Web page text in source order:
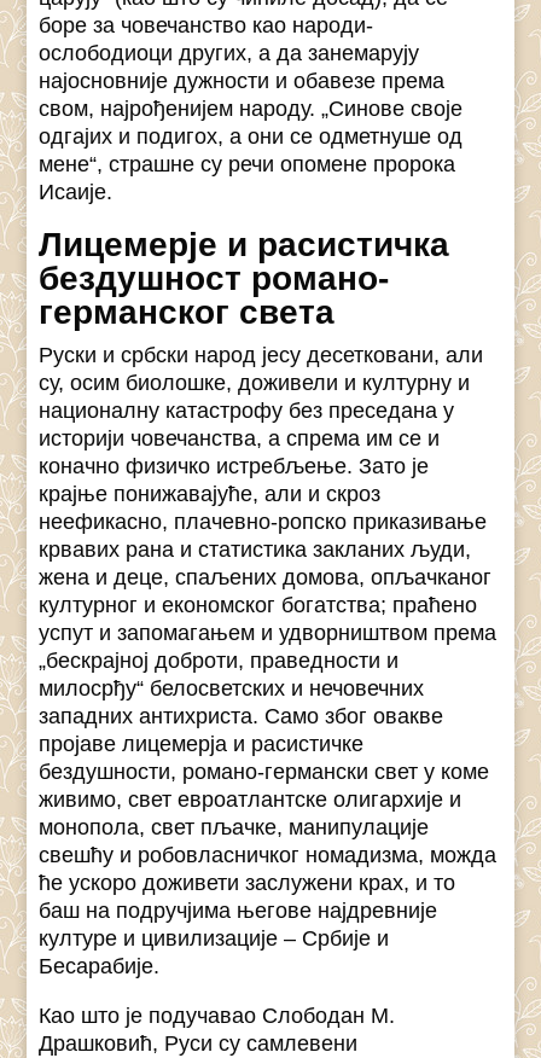
боре за човечанство као народи-
ослободиоци других, а да занемарују
најосновније дужности и обавезе према
свом, најрођенијем народу. „Синове своје
одгајих и подигох, а они се одметнуше од
мене“, страшне су речи опомене пророка
Исаије.
Лицемерје и расистичка
бездушност романо-
германског света
Руски и србски народ јесу десетковани, али
су, осим биолошке, доживели и културну и
националну катастрофу без преседана у
историји човечанства, а спрема им се и
коначно физичко истребљење. Зато је
крајње понижавајуће, али и скроз
неефикасно, плачевно-ропско приказивање
крвавих рана и статистика закланих људи,
жена и деце, спаљених домова, опљачканог
културног и економског богатства; праћено
успут и запомагањем и удворништвом према
„бескрајној доброти, праведности и
милосрђу“ белосветских и нечовечних
западних антихриста. Само због овакве
пројаве лицемерја и расистичке
бездушности, романо-германски свет у коме
живимо, свет евроатлантске олигархије и
монопола, свет пљачке, манипулације
свешћу и робовласничког номадизма, можда
ће ускоро доживети заслужени крах, и то
баш на подручјима његове најдревније
културе и цивилизације – Србије и
Бесарабије.
Као што је подучавао Слободан М.
Драшковић, Руси су самлевени